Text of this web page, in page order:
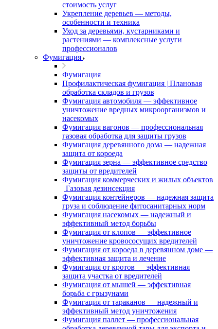
стоимость услуг
Укрепление деревьев — методы,
особенности и техника
Уход за деревьями, кустарниками и
растениями — комплексные услуги
профессионалов
Фумигация
Фумигация
Профилактическая фумигация | Плановая
обработка складов и грузов
Фумигация автомобиля — эффективное
уничтожение вредных микроорганизмов и
насекомых
Фумигация вагонов — профессиональная
газовая обработка для защиты грузов
Фумигация деревянного дома — надежная
защита от короеда
Фумигация зерна — эффективное средство
защиты от вредителей
Фумигация коммерческих и жилых объектов
| Газовая дезинсекция
Фумигация контейнеров — надежная защита
груза и соблюдение фитосанитарных норм
Фумигация насекомых — надежный и
эффективный метод борьбы
Фумигация от клопов — эффективное
уничтожение кровососущих вредителей
Фумигация от короеда в деревянном доме —
эффективная защита и лечение
Фумигация от кротов — эффективная
защита участка от вредителей
Фумигация от мышей — эффективная
борьба с грызунами
Фумигация от тараканов — надежный и
эффективный метод уничтожения
Фумигация паллет — профессиональная